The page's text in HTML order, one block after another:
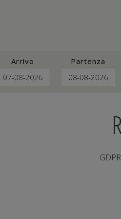
Arrivo Partenza